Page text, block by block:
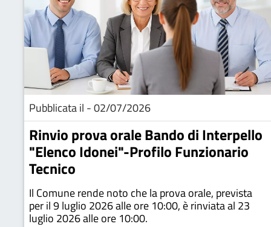
Pubblicata il - 02/07/2026
Rinvio prova orale Bando di Interpello
"Elenco Idonei"-Profilo Funzionario
Tecnico
Il Comune rende noto che la prova orale, prevista
per il 9 luglio 2026 alle ore 10:00, è rinviata al 23
luglio 2026 alle ore 10:00.